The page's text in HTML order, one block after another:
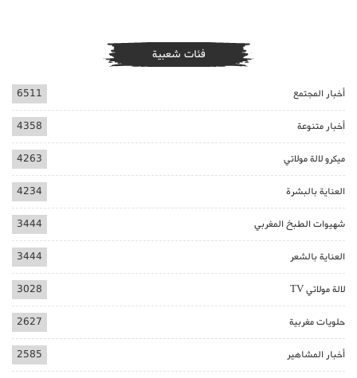
فئات شعبية
أخبار المجتمع 6511
أخبار متنوعة 4358
ميكرو لالة مولاتي 4263
العناية بالبشرة 4234
شهيوات الطبخ المغربي 3444
العناية بالشعر 3444
لالة مولاتي TV 3028
حلويات مغربية 2627
أخبار المشاهير 2585